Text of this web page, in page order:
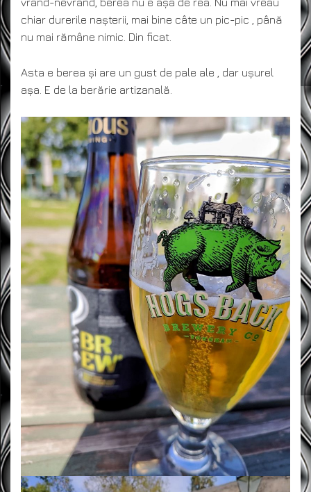
chiar durerile nașterii, mai bine câte un pic-pic , până
nu mai rămâne nimic. Din ficat.
Asta e berea și are un gust de pale ale , dar ușurel
așa. E de la berărie artizanală.